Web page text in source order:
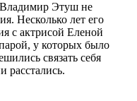
Владимир Этуш не
Несколько лет его
с актрисой Еленой
у которых было
связать себя
расстались.